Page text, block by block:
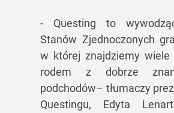
- Questing to
Stanów Zjednoczonych
w której znajdziemy wiele
rodem z dobrze
podchodów– tłumaczy
Questingu, Edyta